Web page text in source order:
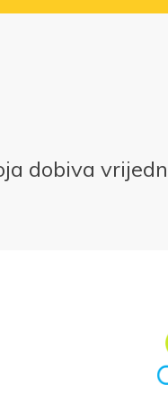
dobiva